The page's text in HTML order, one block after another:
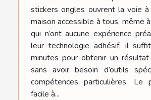
stickers ongles ouvrent la voie à
maison accessible à tous, même
qui n’ont aucune expérience
leur technologie adhésif, il
minutes pour obtenir un résultat
sans avoir besoin d’outils
compétences particulières. Le
facile à...